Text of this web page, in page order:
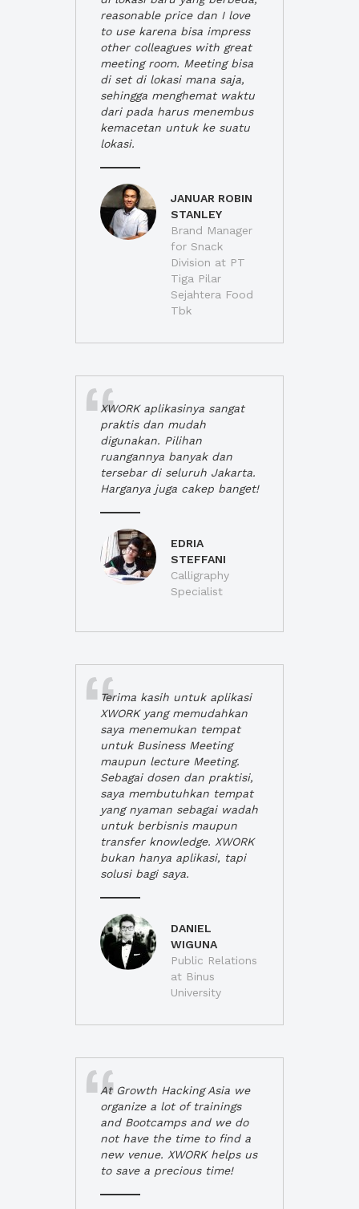
reasonable price dan I love
to use karena bisa impress
other colleagues with great
meeting room. Meeting bisa
di set di lokasi mana saja,
sehingga menghemat waktu
dari pada harus menembus
kemacetan untuk ke suatu
lokasi.
JANUAR ROBIN
STANLEY
Brand Manager
for Snack
Division at PT
Tiga Pilar
Sejahtera Food
Tbk
XWORK aplikasinya sangat
praktis dan mudah
digunakan. Pilihan
ruangannya banyak dan
tersebar di seluruh Jakarta.
Harganya juga cakep banget!
EDRIA
STEFFANI
Calligraphy
Specialist
Terima kasih untuk aplikasi
XWORK yang memudahkan
saya menemukan tempat
untuk Business Meeting
maupun lecture Meeting.
Sebagai dosen dan praktisi,
saya membutuhkan tempat
yang nyaman sebagai wadah
untuk berbisnis maupun
transfer knowledge. XWORK
bukan hanya aplikasi, tapi
solusi bagi saya.
DANIEL
WIGUNA
Public Relations
at Binus
University
At Growth Hacking Asia we
organize a lot of trainings
and Bootcamps and we do
not have the time to find a
new venue. XWORK helps us
to save a precious time!